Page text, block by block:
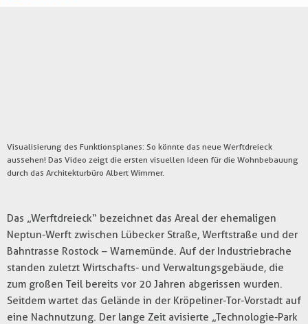
Visualisierung des Funktionsplanes: So könnte das neue Werftdreieck
aussehen! Das Video zeigt die ersten visuellen Ideen für die Wohnbebauung
durch das Architekturbüro Albert Wimmer.
Das „Werftdreieck“ bezeichnet das Areal der ehemaligen
Neptun-Werft zwischen Lübecker Straße, Werftstraße und der
Bahntrasse Rostock – Warnemünde. Auf der Industriebrache
standen zuletzt Wirtschafts- und Verwaltungsgebäude, die
zum großen Teil bereits vor 20 Jahren abgerissen wurden.
Seitdem wartet das Gelände in der Kröpeliner-Tor-Vorstadt auf
eine Nachnutzung. Der lange Zeit avisierte „Technologie-Park